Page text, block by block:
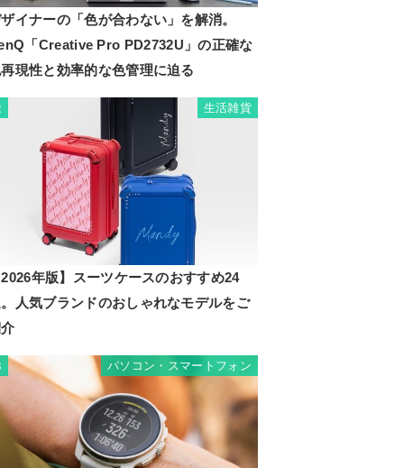
イナーの「色が合わない」を解消。
「Creative Pro PD2732U」の正確な
現性と効率的な色管理に迫る
生活雑貨
年版】スーツケースのおすすめ24
人気ブランドのおしゃれなモデルをご
パソコン・スマートフォン